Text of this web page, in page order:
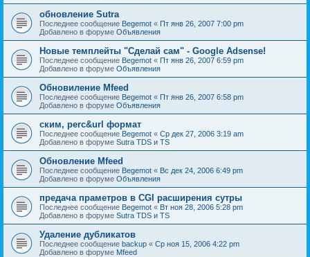
обновление Sutra
Последнее сообщение Begemot « Пт янв 26, 2007 7:00 pm
Добавлено в форуме Объявления
Новые темплейты "Cделай сам" - Google Adsense!
Последнее сообщение Begemot « Пт янв 26, 2007 6:59 pm
Добавлено в форуме Объявления
Обновиление Mfeed
Последнее сообщение Begemot « Пт янв 26, 2007 6:58 pm
Добавлено в форуме Объявления
ским, perc&url формат
Последнее сообщение Begemot « Ср дек 27, 2006 3:19 am
Добавлено в форуме Sutra TDS и TS
Обновление Mfeed
Последнее сообщение Begemot « Вс дек 24, 2006 6:49 pm
Добавлено в форуме Объявления
предача праметров в CGI расширения сутры
Последнее сообщение Begemot « Вт ноя 28, 2006 5:28 pm
Добавлено в форуме Sutra TDS и TS
Удаление дубликатов
Последнее сообщение backup « Ср ноя 15, 2006 4:22 pm
Добавлено в форуме Mfeed